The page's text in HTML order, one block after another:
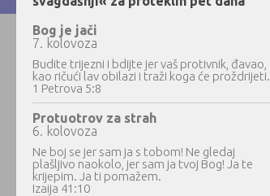
Bog je jači
7. kolovoza
Budite trijezni i bdijte jer vaš protivnik, đavao,
kao ričući lav obilazi i traži koga će proždrijeti.
1 Petrova 5:8
Protuotrov za strah
6. kolovoza
Ne boj se jer sam ja s tobom! Ne gledaj
plašljivo naokolo, jer sam ja tvoj Bog! Ja te
krijepim. Ja ti pomažem.
Izaija 41:10